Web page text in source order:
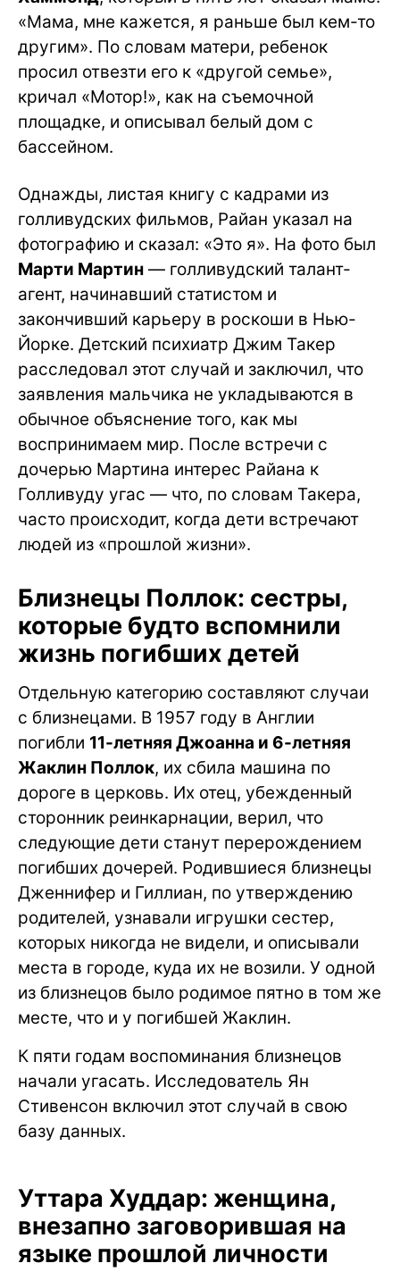
«Мама, мне кажется, я раньше был кем-то
другим». По словам матери, ребенок
просил отвезти его к «другой семье»,
кричал «Мотор!», как на съемочной
площадке, и описывал белый дом с
бассейном.
Однажды, листая книгу с кадрами из
голливудских фильмов, Райан указал на
фотографию и сказал: «Это я». На фото был
Марти Мартин — голливудский талант-
агент, начинавший статистом и
закончивший карьеру в роскоши в Нью-
Йорке. Детский психиатр Джим Такер
расследовал этот случай и заключил, что
заявления мальчика не укладываются в
обычное объяснение того, как мы
воспринимаем мир. После встречи с
дочерью Мартина интерес Райана к
Голливуду угас — что, по словам Такера,
часто происходит, когда дети встречают
людей из «прошлой жизни».
Близнецы Поллок: сестры,
которые будто вспомнили
жизнь погибших детей
Отдельную категорию составляют случаи
с близнецами. В 1957 году в Англии
погибли 11-летняя Джоанна и 6-летняя
Жаклин Поллок, их сбила машина по
дороге в церковь. Их отец, убежденный
сторонник реинкарнации, верил, что
следующие дети станут перерождением
погибших дочерей. Родившиеся близнецы
Дженнифер и Гиллиан, по утверждению
родителей, узнавали игрушки сестер,
которых никогда не видели, и описывали
места в городе, куда их не возили. У одной
из близнецов было родимое пятно в том же
месте, что и у погибшей Жаклин.
К пяти годам воспоминания близнецов
начали угасать. Исследователь Ян
Стивенсон включил этот случай в свою
базу данных.
Уттара Худдар: женщина,
внезапно заговорившая на
языке прошлой личности